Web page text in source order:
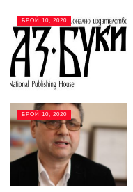
БРОЙ 10, 2020
БРОЙ 10, 2020